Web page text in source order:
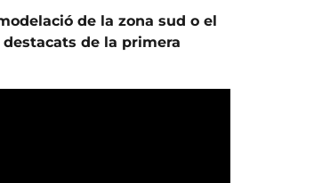
de la zona sud o el
de la primera